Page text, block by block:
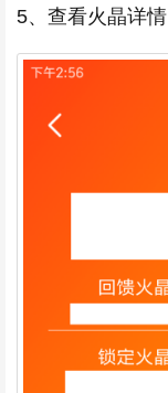
5、查看火晶详情